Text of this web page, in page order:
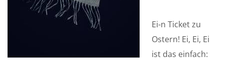
Ei-n Ticket zu
Ostern! Ei, Ei, Ei
ist das einfach: